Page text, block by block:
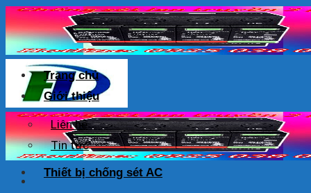
Skip
to
content
Trang chủ
Giới thiệu
Liên hệ
Tin tức
Thiết bị chống sét AC